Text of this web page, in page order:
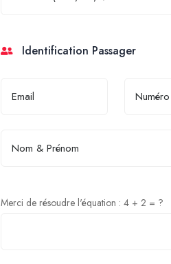
Identification Passager
Merci de résoudre l'équation : 4 + 2 = ?